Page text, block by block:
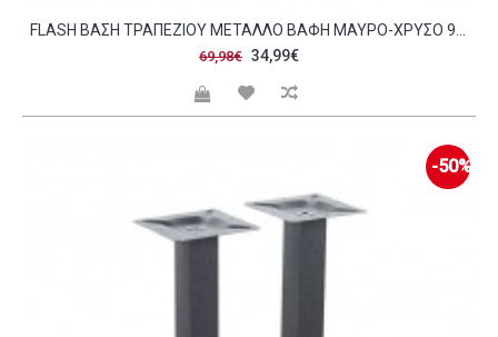
69,98€ 34,99€
-50%